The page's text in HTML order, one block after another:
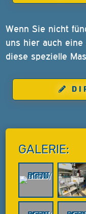
Wenn Sie nicht
uns hier auch
diese spezielle
GALERIE: